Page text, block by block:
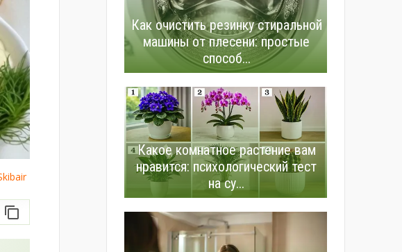
Как очистить резинку стиральной
машины от плесени: простые
способ...
Какое комнатное растение вам
нравится: психологический тест
на су...